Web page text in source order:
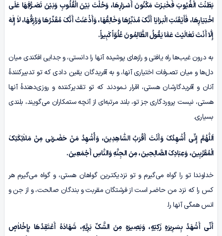
بَطَنْتَ الْغُیُوبَ فَخَبَـرْتَ مَکْنُونَ أَسْـرَارِهَا، وَحُلْتَ بَیْنَ الْقُلُوبِ وَبَیْنَ تَصَـرُّفِهَا عَلَی
اخْتِیَارِهَا، فَأَیْقَنَتِ الْبَـرَایَا أَنَّکَ مُدَبِّرُهَا وَخَالِقُهَا، وَأَذْعَنَتْ أَنَّکَ مُقَدِّرُهَا وَرٰازِقُهَا، لاٰ إِلٰهَ
إِلّٰا أَنْتَ تَعٰالَیْتَ عَمّٰا یَقُولُ الظّٰالِمُونَ عُلُوّاً کَبِیراً.
به درون غیب‌‌ها راه یافتی و رازهای پوشیده آنها را دانستی، و جدایی افکندی میان
دل‌ها و میان تصـرفات اختیاری آنها، و به آفریدگان یقین دادی که تو تدبیرکنندۀ
آنان و آفریدگارشان هستی، اقرار نـمودند که تو تقدیرکننده و روزی‌دهندۀ آنها
هستی، نیست پروردگاری جز تو، بلند مرتبه‌ای از آنچه ستمکاران می‌گویند، بلندی
بسیاری.
اَللّٰهُمَّ إِنِّی أُشْهِدُکَ وَأَنْتَ أَقْرَبُ الشّٰاهِدِینَ، وَأُشْهِدُ مَنْ حَضَـرَنِی مِنْ مَلاٰئِکَتِکَ
الْمُقَرَّبِینَ، وَعِبَادِکَ الصَّالِحِینَ، مِنَ الجِنَّهِ وَالنّٰاسِ أَجْمَعِینَ.
خداوندا تو را گواه می‌گیرم و تو نزدیکتـرین گواهان هستی، و گواه می‌گیرم هر
کس را که نزد من حاضـر است از فرشتگان مقربت و بندگان صالحت، و از جن و
انس همگی آنها را.
أَنِّی أَشْهَدُ بِسَـرِیرَهٍ زَکِیّهٍ، وَبَصِیرَهٍ مِنَ الشَّکِّ بَرِیَّهٍ، شَهَادَهً أَعْتَقِدُهَا بِإِخْلاٰصٍ